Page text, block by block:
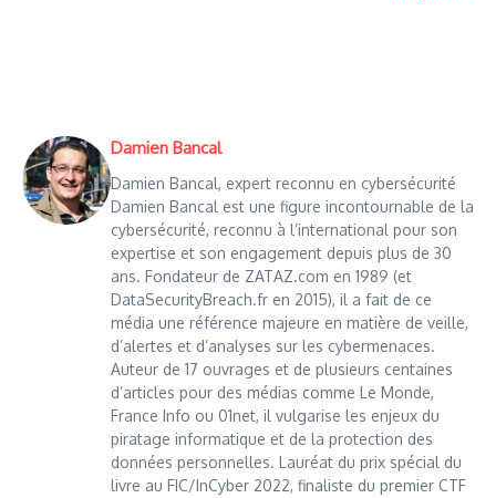
Damien Bancal
Damien Bancal, expert reconnu en cybersécurité
Damien Bancal est une figure incontournable de la
cybersécurité, reconnu à l’international pour son
expertise et son engagement depuis plus de 30
ans. Fondateur de ZATAZ.com en 1989 (et
DataSecurityBreach.fr en 2015), il a fait de ce
média une référence majeure en matière de veille,
d’alertes et d’analyses sur les cybermenaces.
Auteur de 17 ouvrages et de plusieurs centaines
d’articles pour des médias comme Le Monde,
France Info ou 01net, il vulgarise les enjeux du
piratage informatique et de la protection des
données personnelles. Lauréat du prix spécial du
livre au FIC/InCyber 2022, finaliste du premier CTF